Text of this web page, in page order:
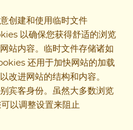
创建和使用临时文件
以确保您获得舒适的浏览
站内容。临时文件存储诸如
还用于加快网站的加载
改进网站的结构和内容。
宾客身份。虽然大多数浏览
以调整设置来阻止